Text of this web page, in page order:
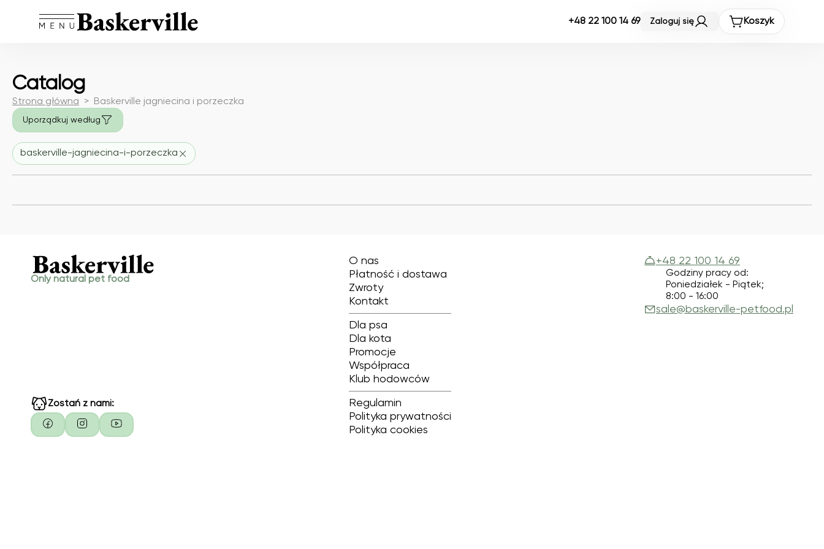
+48 22 100 14 69 Zaloguj się Koszyk
Catalog
Strona główna Baskerville jagniecina i porzeczka
Uporządkuj według
baskerville-jagniecina-i-porzeczka
Only natural pet food
Zostań z nami:
O nas
Płatność i dostawa
Zwroty
Kontakt
Dla psa
Dla kota
Promocje
Współpraca
Klub hodowców
Regulamin
Polityka prywatności
Polityka cookies
+48 22 100 14 69
Godziny pracy od:
Poniedziałek - Piątek;
8:00 - 16:00
sale@baskerville-petfood.pl